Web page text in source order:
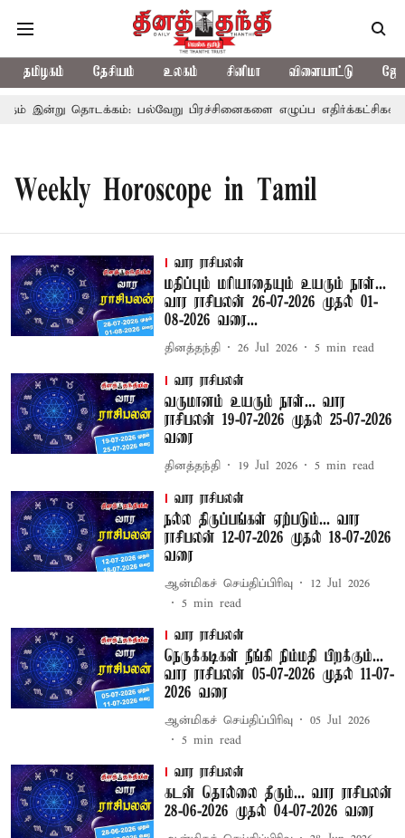
தமிழகம் தேசியம் உலகம் சினிமா விளையாட்டு
இன்று தொடக்கம்: பல்வேறு பிரச்சினைகளை எழுப்ப எதிர்க்கட்சிகள்
Weekly Horoscope in Tamil
வார ராசிபலன்
மதிப்பும் மரியாதையும் உயரும் நாள்...
வார ராசிபலன் 26-07-2026 முதல் 01-
08-2026 வரை...
தினத்தந்தி 26 Jul 2026 5 min read
வார ராசிபலன்
வருமானம் உயரும் நாள்... வார
ராசிபலன் 19-07-2026 முதல் 25-07-2026
வரை
தினத்தந்தி 19 Jul 2026 5 min read
வார ராசிபலன்
நல்ல திருப்பங்கள் ஏற்படும்... வார
ராசிபலன் 12-07-2026 முதல் 18-07-2026
வரை
ஆன்மிகச் செய்திப்பிரிவு
12 Jul 2026
5 min read
வார ராசிபலன்
நெருக்கடிகள் நீங்கி நிம்மதி பிறக்கும்...
வார ராசிபலன் 05-07-2026 முதல் 11-07-
2026 வரை
ஆன்மிகச் செய்திப்பிரிவு
05 Jul 2026
5 min read
வார ராசிபலன்
கடன் தொல்லை தீரும்... வார ராசிபலன்
28-06-2026 முதல் 04-07-2026 வரை